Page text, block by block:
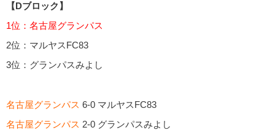
【Dブロック】
1位：名古屋グランパス
2位：マルヤスFC83
3位：グランパスみよし
名古屋グランパス 6-0 マルヤスFC83
名古屋グランパス 2-0 グランパスみよし